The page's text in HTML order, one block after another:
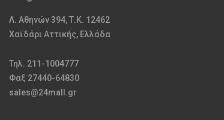
Λ. Αθηνών 394, Τ.Κ. 12462
Χαϊδάρι Αττικής, Ελλάδα
Τηλ. 211-1004777
Φαξ 27440-64830
sales@24mall.gr